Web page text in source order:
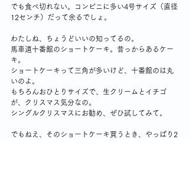
でも食べ切れない。コンビニに多い4号サイズ（直径
12センチ）だって余るでしょ。
わたしね、ちょうどいいの知ってるの。
馬車道十番館のショートケーキ。昔っからあるケー
キ。
ショートケーキって三角が多いけど、十番館のは丸
いのよ。
もちろんおひとりサイズで、生クリームとイチゴ
が、クリスマス気分なの。
シングルクリスマスにお勧め、ぜひ試してみて。
でもねえ、そのショートケーキ買うとき、やっぱり2